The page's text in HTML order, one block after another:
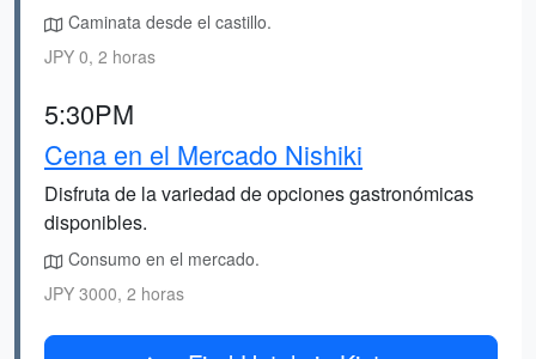
Caminata desde el castillo.
JPY 0, 2 horas
5:30PM
Cena en el Mercado Nishiki
Disfruta de la variedad de opciones gastronómicas
disponibles.
Consumo en el mercado.
JPY 3000, 2 horas